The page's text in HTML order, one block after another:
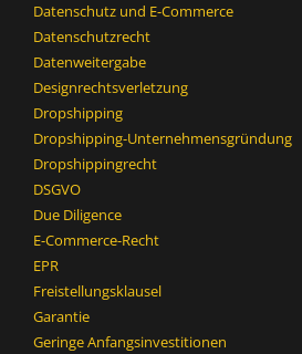
Datenschutz und E-Commerce
Datenschutzrecht
Datenweitergabe
Designrechtsverletzung
Dropshipping
Dropshipping-Unternehmensgründung
Dropshippingrecht
DSGVO
Due Diligence
E-Commerce-Recht
EPR
Freistellungsklausel
Garantie
Geringe Anfangsinvestitionen